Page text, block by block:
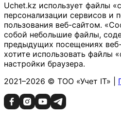
Uchet.kz использует файлы
персонализации сервисов и
пользования веб-сайтом.
собой небольшие файлы,
предыдущих посещениях
хотите использовать файлы
настройки браузера.
2021–2026 © ТОО «Учет IT» |